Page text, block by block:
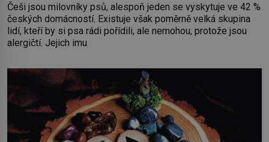
Češi jsou milovníky psů, alespoň jeden se vyskytuje ve 42 %
českých domácností. Existuje však poměrně velká skupina
lidí, kteří by si psa rádi pořídili, ale nemohou, protože jsou
alergičtí. Jejich imu